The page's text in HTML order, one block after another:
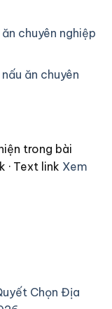
chuyên nghiệp
ăn chuyên
trong bài
· Text link Xem
Chọn Địa